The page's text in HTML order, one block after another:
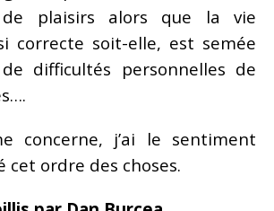
de plaisirs alors que la vie
correcte soit-elle, est semée
de difficultés personnelles de
concerne, j’ai le sentiment
cet ordre des choses.